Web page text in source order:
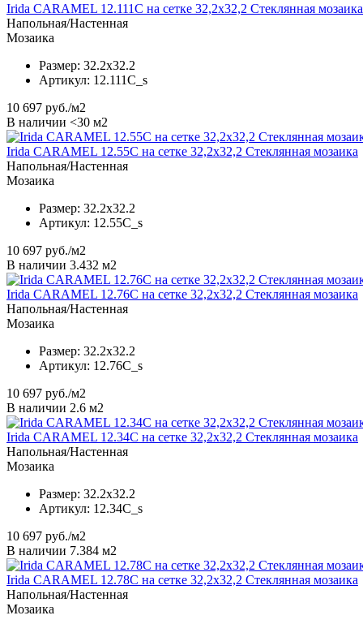
Irida CARAMEL 12.111C на сетке 32,2x32,2 Стеклянная мозаика
Напольная/Настенная
Мозаика
Размер: 32.2x32.2
Артикул: 12.111C_s
10 697 руб./м2
В наличии <30 м2
Irida CARAMEL 12.55C на сетке 32,2x32,2 Стеклянная мозаика
Напольная/Настенная
Мозаика
Размер: 32.2x32.2
Артикул: 12.55C_s
10 697 руб./м2
В наличии 3.432 м2
Irida CARAMEL 12.76C на сетке 32,2x32,2 Стеклянная мозаика
Напольная/Настенная
Мозаика
Размер: 32.2x32.2
Артикул: 12.76C_s
10 697 руб./м2
В наличии 2.6 м2
Irida CARAMEL 12.34C на сетке 32,2x32,2 Стеклянная мозаика
Напольная/Настенная
Мозаика
Размер: 32.2x32.2
Артикул: 12.34C_s
10 697 руб./м2
В наличии 7.384 м2
Irida CARAMEL 12.78C на сетке 32,2x32,2 Стеклянная мозаика
Напольная/Настенная
Мозаика